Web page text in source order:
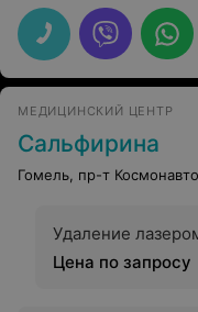
сауна+массаж).
Все остались очень
цены и качества.
МЕДИЦИНСКИЙ ЦЕНТР
Сальфирина
Гомель, пр-т
Удаление
Цена по запросу